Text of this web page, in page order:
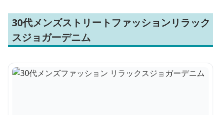
30代メンズストリートファッションリラック
スジョガーデニム